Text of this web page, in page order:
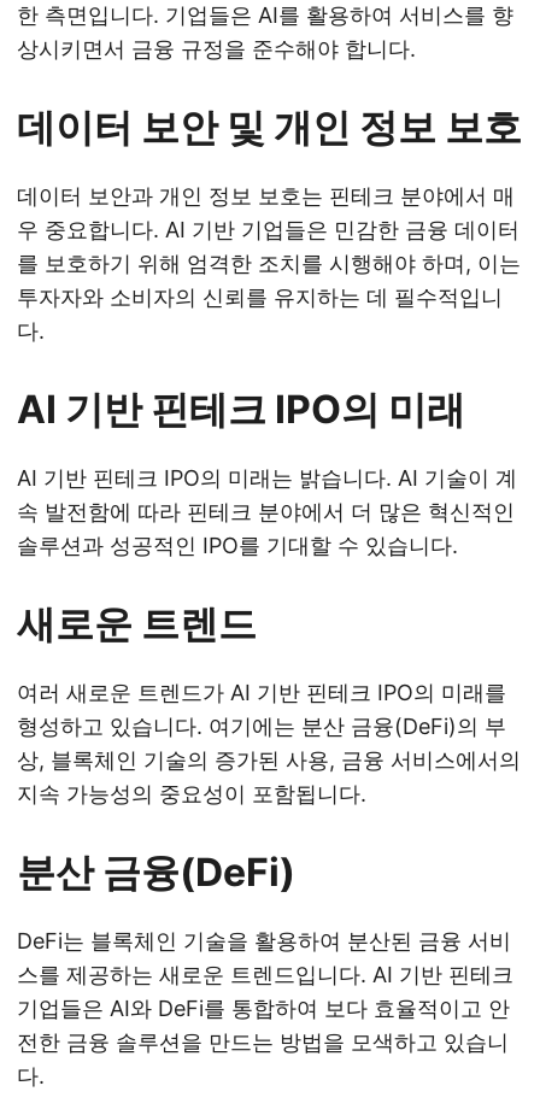
한 측면입니다. 기업들은 AI를 활용하여 서비스를 향
상시키면서 금융 규정을 준수해야 합니다.
데이터 보안 및 개인 정보 보호
데이터 보안과 개인 정보 보호는 핀테크 분야에서 매
우 중요합니다. AI 기반 기업들은 민감한 금융 데이터
를 보호하기 위해 엄격한 조치를 시행해야 하며, 이는
투자자와 소비자의 신뢰를 유지하는 데 필수적입니
다.
AI 기반 핀테크 IPO의 미래
AI 기반 핀테크 IPO의 미래는 밝습니다. AI 기술이 계
속 발전함에 따라 핀테크 분야에서 더 많은 혁신적인
솔루션과 성공적인 IPO를 기대할 수 있습니다.
새로운 트렌드
여러 새로운 트렌드가 AI 기반 핀테크 IPO의 미래를
형성하고 있습니다. 여기에는 분산 금융(DeFi)의 부
상, 블록체인 기술의 증가된 사용, 금융 서비스에서의
지속 가능성의 중요성이 포함됩니다.
분산 금융(DeFi)
DeFi는 블록체인 기술을 활용하여 분산된 금융 서비
스를 제공하는 새로운 트렌드입니다. AI 기반 핀테크
기업들은 AI와 DeFi를 통합하여 보다 효율적이고 안
전한 금융 솔루션을 만드는 방법을 모색하고 있습니
다.